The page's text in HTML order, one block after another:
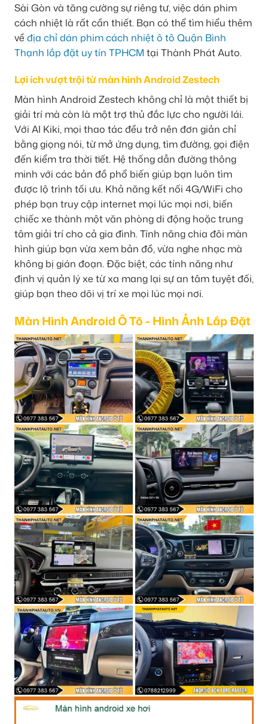
Sài Gòn và tăng cường sự riêng tư, việc dán phim
cách nhiệt là rất cần thiết. Bạn có thể tìm hiểu thêm
về địa chỉ dán phim cách nhiệt ô tô Quận Bình
Thạnh lắp đặt uy tín TPHCM tại Thành Phát Auto.
Lợi ích vượt trội từ màn hình Android Zestech
Màn hình Android Zestech không chỉ là một thiết bị
giải trí mà còn là một trợ thủ đắc lực cho người lái.
Với AI Kiki, mọi thao tác đều trở nên đơn giản chỉ
bằng giọng nói, từ mở ứng dụng, tìm đường, gọi điện
đến kiểm tra thời tiết. Hệ thống dẫn đường thông
minh với các bản đồ phổ biến giúp bạn luôn tìm
được lộ trình tối ưu. Khả năng kết nối 4G/WiFi cho
phép bạn truy cập internet mọi lúc mọi nơi, biến
chiếc xe thành một văn phòng di động hoặc trung
tâm giải trí cho cả gia đình. Tính năng chia đôi màn
hình giúp bạn vừa xem bản đồ, vừa nghe nhạc mà
không bị gián đoạn. Đặc biệt, các tính năng như
định vị quản lý xe từ xa mang lại sự an tâm tuyệt đối,
giúp bạn theo dõi vị trí xe mọi lúc mọi nơi.
Màn Hình Android Ô Tô - Hình Ảnh Lắp Đặt